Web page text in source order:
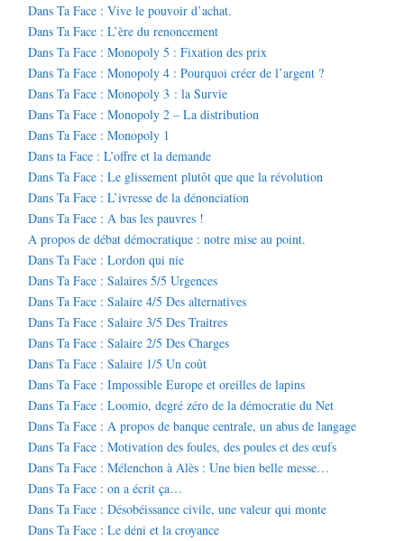
Dans Ta Face : Vive le pouvoir d’achat.
Dans Ta Face : L’ère du renoncement
Dans Ta Face : Monopoly 5 : Fixation des prix
Dans Ta Face : Monopoly 4 : Pourquoi créer de l’argent ?
Dans Ta Face : Monopoly 3 : la Survie
Dans Ta Face : Monopoly 2 – La distribution
Dans Ta Face : Monopoly 1
Dans ta Face : L’offre et la demande
Dans Ta Face : Le glissement plutôt que que la révolution
Dans Ta Face : L’ivresse de la dénonciation
Dans Ta Face : A bas les pauvres !
A propos de débat démocratique : notre mise au point.
Dans Ta Face : Lordon qui nie
Dans Ta Face : Salaires 5/5 Urgences
Dans Ta Face : Salaire 4/5 Des alternatives
Dans Ta Face : Salaire 3/5 Des Traitres
Dans Ta Face : Salaire 2/5 Des Charges
Dans Ta Face : Salaire 1/5 Un coût
Dans Ta Face : Impossible Europe et oreilles de lapins
Dans Ta Face : Loomio, degré zéro de la démocratie du Net
Dans Ta Face : A propos de banque centrale, un abus de langage
Dans Ta Face : Motivation des foules, des poules et des œufs
Dans Ta Face : Mélenchon à Alès : Une bien belle messe…
Dans Ta Face : on a écrit ça…
Dans Ta Face : Désobéissance civile, une valeur qui monte
Dans Ta Face : Le déni et la croyance